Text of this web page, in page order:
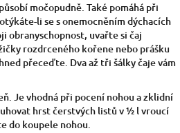
močopudně. Také pomáhá při
li se s onemocněním dýchacích
obranyschopnost, uvařte si čaj
rozdrceného kořene nebo prášku
přeceďte. Dva až tři šálky čaje vám
Je vhodná při pocení nohou a zklidní
hrst čerstvých listů v ½ l vroucí
do koupele nohou.